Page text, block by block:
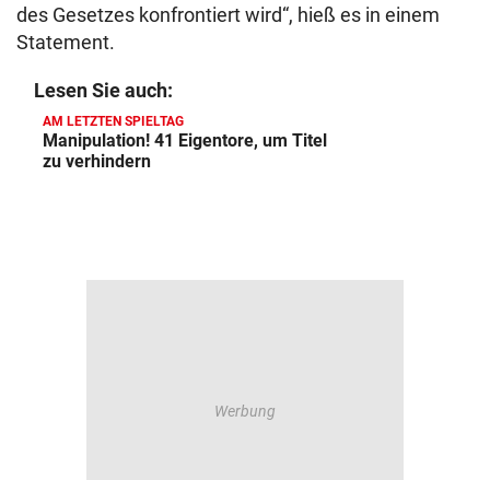
des Gesetzes konfrontiert wird“, hieß es in einem
Statement.
Lesen Sie auch:
AM LETZTEN SPIELTAG
Manipulation! 41 Eigentore, um Titel
zu verhindern